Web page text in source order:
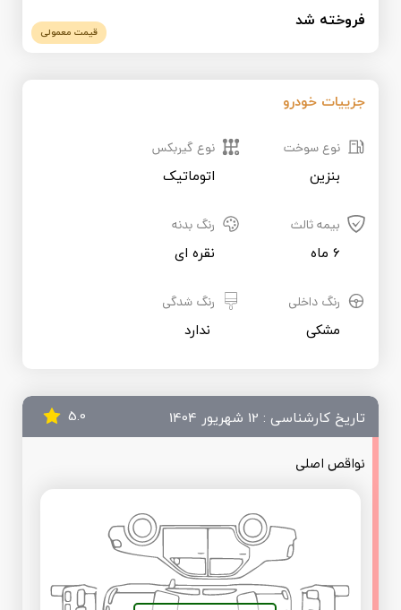
فروخته شد
قیمت معمولی
جزییات خودرو
نوع سوخت
بنزین
نوع گیربکس
اتوماتیک
بیمه ثالث
6 ماه
رنگ بدنه
نقره ای
رنگ داخلی
مشکی
رنگ شدگی
تاریخ کارشناسی : 12 شهریور 1404 5.0
نواقص اصلی